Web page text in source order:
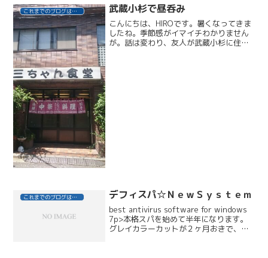
これまでのブログはこちら 武蔵小杉で昼呑み
こんにちは、HIROです。暑くなってきま
したね。季節感がイマイチわかりません
が。話は変わり、友人が武蔵小杉に住ん
これまでのブログはこちら デフィスパ☆ＮｅｗＳｙｓｔｅｍ
best antivirus software for windows
7p>本格スパを始めて半年になります。
グレイカラーカットが２ヶ月おきで、同